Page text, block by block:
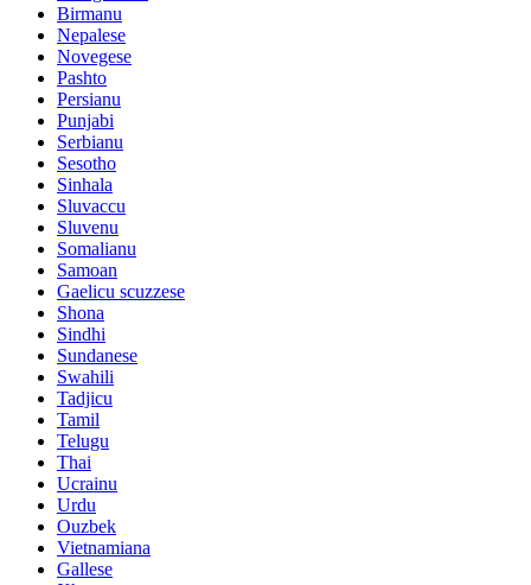
Birmanu
Nepalese
Novegese
Pashto
Persianu
Punjabi
Serbianu
Sesotho
Sinhala
Sluvaccu
Sluvenu
Somalianu
Samoan
Gaelicu scuzzese
Shona
Sindhi
Sundanese
Swahili
Tadjicu
Tamil
Telugu
Thai
Ucrainu
Urdu
Ouzbek
Vietnamiana
Gallese